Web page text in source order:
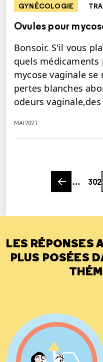
GYNÉCOLOGIE
Ovules pour
Bonsoir. S'il vous
quels médicaments
mycose vaginale
pertes blanches
odeurs
MAI 2021
Previous
…
302
LES RÉPONSES
PLUS POSÉES